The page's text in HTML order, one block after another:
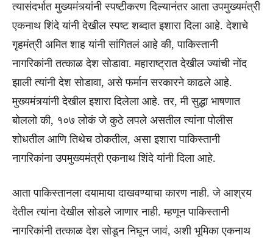
त्यासंदर्भात मुख्यमंत्र्यांनी स्पष्टीकरण दिल्यानंतर आता उपमुख्यमंत्री
एकनाथ शिंदे यांनी देखील स्पष्ट शब्दात इशारा दिला आहे. देशाचे
गृहमंत्री अमित शाह यांनी सांगितलं आहे की, पाकिस्तानी
नागरिकांनी तत्काळ देश सोडावा. महाराष्ट्रात देखील ज्यांची नोंद
झाली त्यांनी देश सोडावा, असे फर्मान सरकारने काढले आहे.
मुख्यमंत्र्यांनी देखील इशारा दिलेला आहे. तर, मी सुद्धा भाषणात
बोललो की, १०७ लोकं जे कुठे लपले असतील त्यांना पोलीस
शोधतील आणि तिथेच ठोकतील, असा इशारा पाकिस्तानी
नागरिकांना उपमुख्यमंत्री एकनाथ शिंदे यांनी दिला आहे.
आता पाकिस्तानला दयामाया दाखवण्याचा कारण नाही. जे आश्रय
देतील त्यांना देखील सोडले जाणार नाही. म्हणून पाकिस्तानी
नागरिकांनी तत्काळ देश सोडून निघून जावं, अशी भूमिका एकनाथ